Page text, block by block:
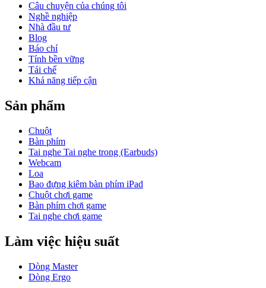
Câu chuyện của chúng tôi
Nghề nghiệp
Nhà đầu tư
Blog
Báo chí
Tính bền vững
Tái chế
Khả năng tiếp cận
Sản phẩm
Chuột
Bàn phím
Tai nghe Tai nghe trong (Earbuds)
Webcam
Loa
Bao đựng kiêm bàn phím iPad
Chuột chơi game
Bàn phím chơi game
Tai nghe chơi game
Làm việc hiệu suất
Dòng Master
Dòng Ergo